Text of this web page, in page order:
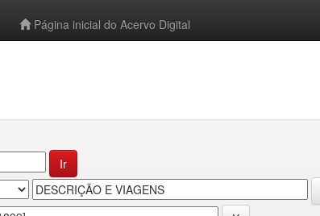
Página inicial do Acervo Digital